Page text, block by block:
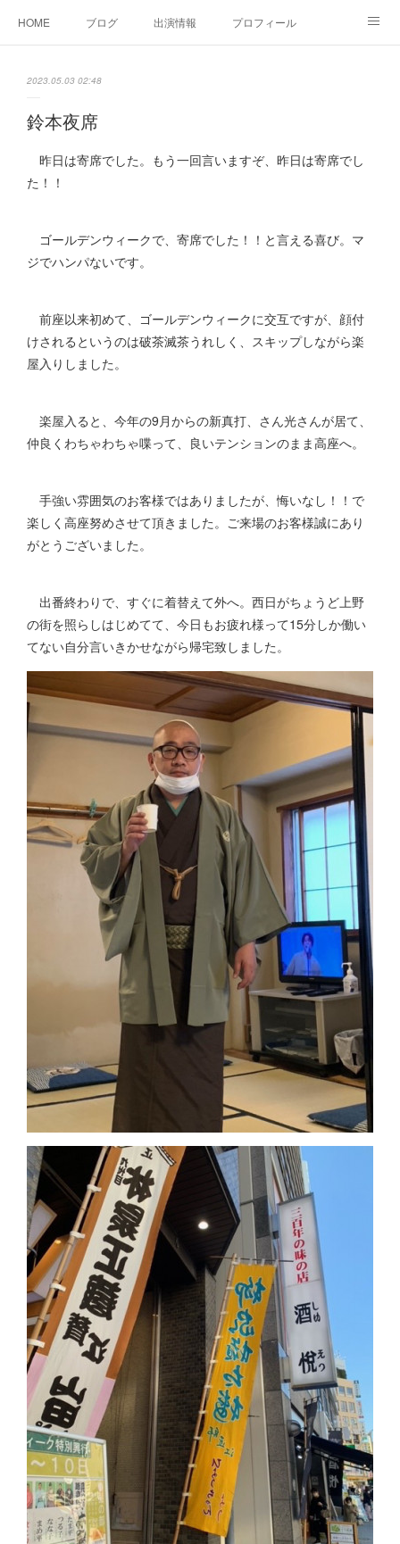
HOME ブログ 出演情報 プロフィール
2023.05.03 02:48
鈴本夜席
昨日は寄席でした。もう一回言いますぞ、昨日は寄席でし
た！！
ゴールデンウィークで、寄席でした！！と言える喜び。マ
ジでハンパないです。
前座以来初めて、ゴールデンウィークに交互ですが、顔付
けされるというのは破茶滅茶うれしく、スキップしながら楽
屋入りしました。
楽屋入ると、今年の9月からの新真打、さん光さんが居て、
仲良くわちゃわちゃ喋って、良いテンションのまま高座へ。
手強い雰囲気のお客様ではありましたが、悔いなし！！で
楽しく高座努めさせて頂きました。ご来場のお客様誠にあり
がとうございました。
出番終わりで、すぐに着替えて外へ。西日がちょうど上野
の街を照らしはじめてて、今日もお疲れ様って15分しか働い
てない自分言いきかせながら帰宅致しました。